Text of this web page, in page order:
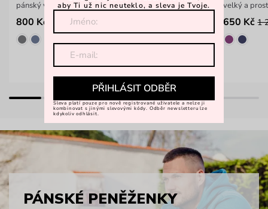
pánský velký cestovní batoh
800 Kč 1 599 Kč
velký a
650 Kč 1
PÁNSKÉ PENĚŽENKY
aby Ti už nic neuteklo, a sleva je Tvoje.
PŘIHLÁSIT ODBĚR
Sleva platí pouze pro nově registrované uživatele a nelze ji
kombinovat s jinými slevovými kódy. Odběr newsletteru lze
kdykoliv odhlásit.